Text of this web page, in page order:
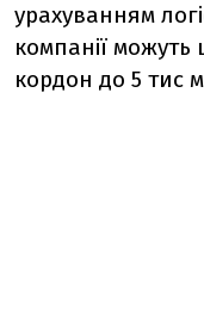
урахуванням
компанії можуть
кордон до 5 тис